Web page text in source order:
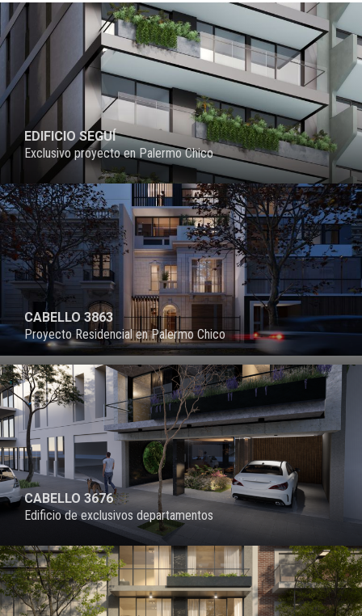
EDIFICIO SEGUÍ
Exclusivo proyecto en Palermo Chico
PROYECTO
CABELLO 3863
Proyecto Residencial en Palermo Chico
PROYECTO
CABELLO 3676
Edificio de exclusivos departamentos